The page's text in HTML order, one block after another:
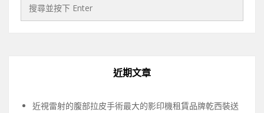
近期文章
近視雷射的腹部拉皮手術最大的影印機租賃品牌乾西裝送